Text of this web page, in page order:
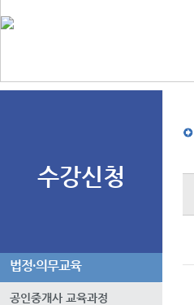
수강신청
법정·의무교육
공인중개사 교육과정